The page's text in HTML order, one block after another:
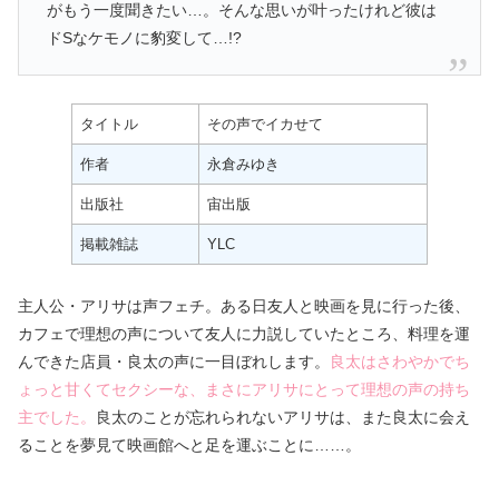
がもう一度聞きたい…。そんな思いが叶ったけれど彼は
ドSなケモノに豹変して…!?
タイトル その声でイカせて
作者 永倉みゆき
出版社 宙出版
掲載雑誌 YLC
主人公・アリサは声フェチ。ある日友人と映画を見に行った後、
カフェで理想の声について友人に力説していたところ、料理を運
んできた店員・良太の声に一目ぼれします。
良太はさわやかでち
ょっと甘くてセクシーな、まさにアリサにとって理想の声の持ち
主でした。
良太のことが忘れられないアリサは、また良太に会え
ることを夢見て映画館へと足を運ぶことに……。